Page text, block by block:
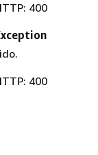
400
400